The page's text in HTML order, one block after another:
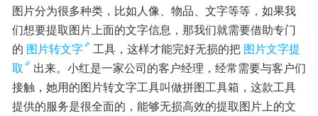
图片分为很多种类，比如人像、物品、文字等等，如果我
们想要提取图片上面的文字信息，那我们就需要借助专门
的 图片转文字 工具，这样才能完好无损的把 图片文字提
取
出来。小红是一家公司的客户经理，经常需要与客户们
接触，她用的图片转文字工具叫做拼图工具箱，这款工具
提供的服务是很全面的，能够无损高效的提取图片上的文